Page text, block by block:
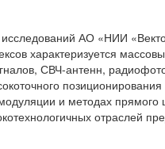
АО «НИИ
характеризуется
СВЧ-антенн,
и методах прямого
отраслей